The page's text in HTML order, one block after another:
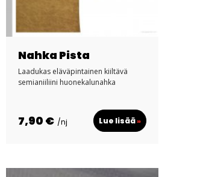
Nahka Pista
Laadukas eläväpintainen kiiltävä
semianiiliini huonekalunahka
7,90 € /nj Lue lisää»